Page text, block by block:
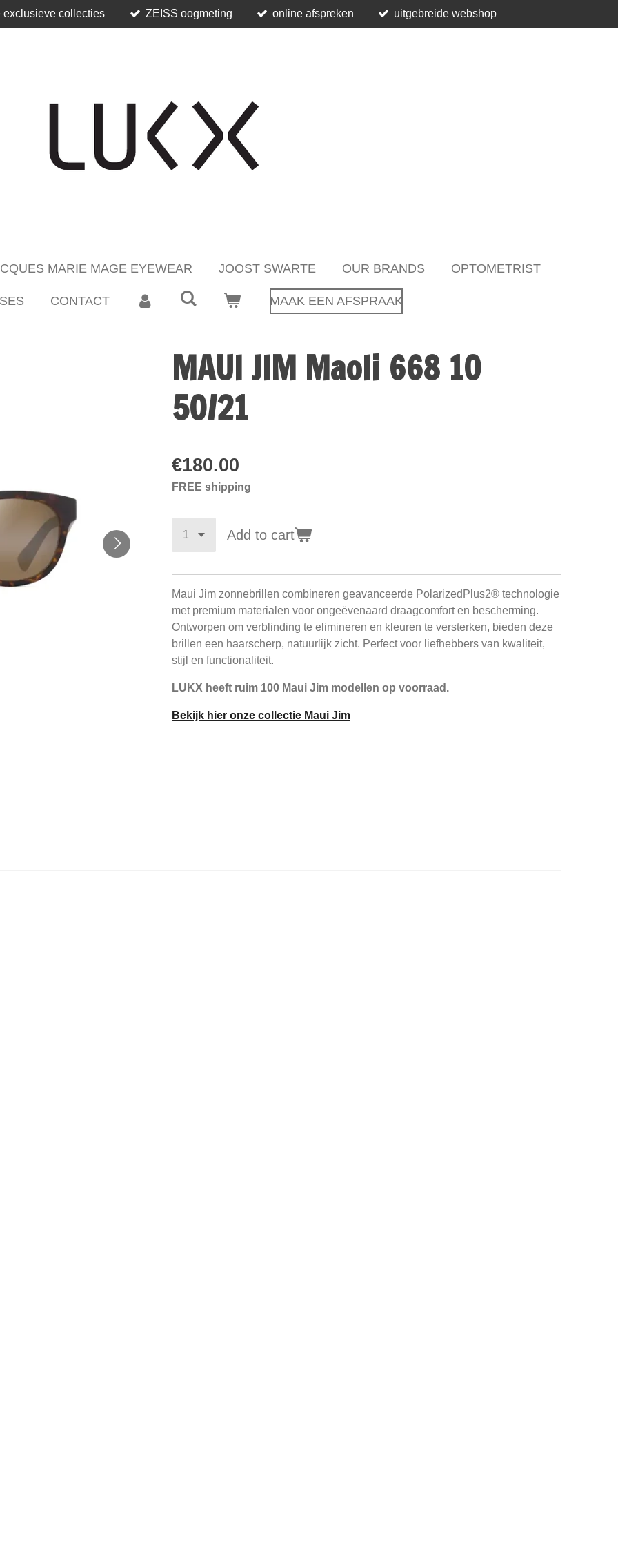
exclusieve collecties ZEISS oogmeting online afspreken uitgebreide webshop
MARIE MAGE EYEWEAR JOOST SWARTE OUR BRANDS OPTOMETRIST
CONTACT MAAK EEN AFSPRAAK
MAUI JIM Maoli 668 10
50/21
€180.00
FREE shipping
Add to cart
Maui Jim zonnebrillen combineren geavanceerde PolarizedPlus2® technologie
met premium materialen voor ongeëvenaard draagcomfort en bescherming.
Ontworpen om verblinding te elimineren en kleuren te versterken, bieden deze
brillen een haarscherp, natuurlijk zicht. Perfect voor liefhebbers van kwaliteit,
stijl en functionaliteit.
LUKX heeft ruim 100 Maui Jim modellen op voorraad.
Bekijk hier onze collectie Maui Jim